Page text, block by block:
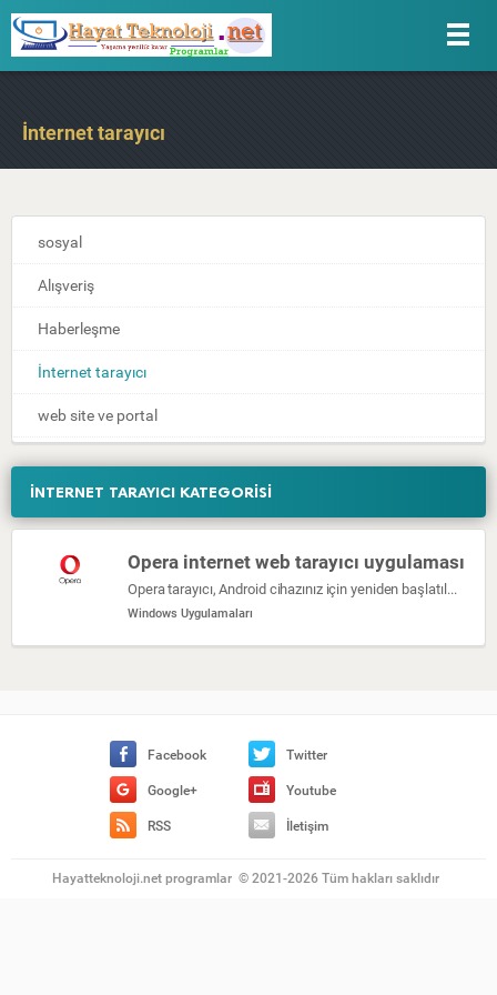
İnternet tarayıcı
sosyal
Alışveriş
Haberleşme
İnternet tarayıcı
web site ve portal
İNTERNET TARAYICI KATEGORİSİ
Opera internet web tarayıcı uygulaması
Opera tarayıcı, Android cihazınız için yeniden başlatılmış bir haber beslemesi, dahili bir reklam engelleyici ve ücretsiz VPN içeren hızlı ve güvenli bir web tarayıcısıdır.
Windows Uygulamaları
Facebook Twitter
Google+ Youtube
RSS İletişim
Hayatteknoloji.net programlar © 2021-2026 Tüm hakları saklıdır